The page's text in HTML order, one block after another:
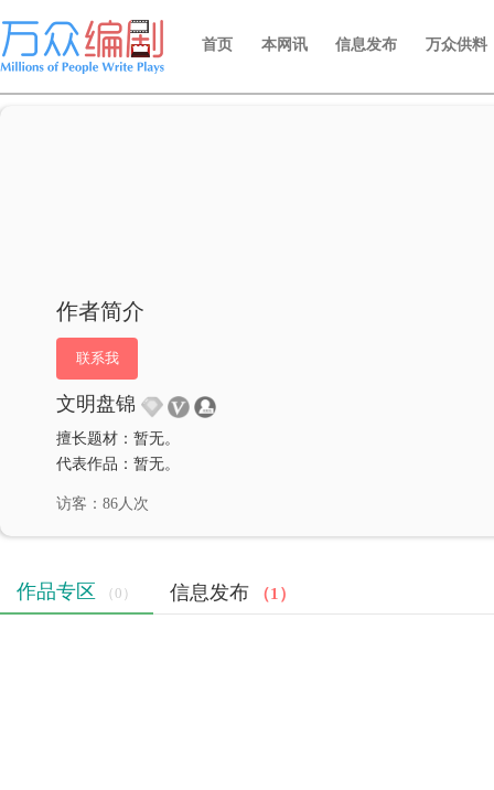
首页 本网讯 信息发布 万众供料
作者简介
联系我
文明盘锦
擅长题材：暂无。
代表作品：暂无。
访客：86人次
作品专区 （0） 信息发布 （1）